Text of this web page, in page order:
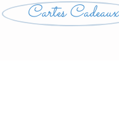
Cartes Cadeaux